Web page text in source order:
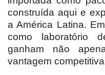
construída aqui e
a América Latina.
como laboratório
ganham não
vantagem